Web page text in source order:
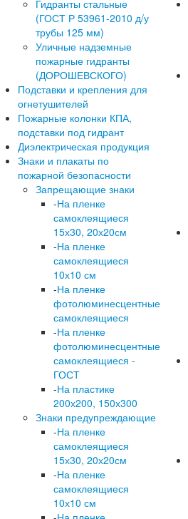
Гидранты стальные
(ГОСТ Р 53961-2010 д/у
трубы 125 мм)
Уличные надземные
пожарные гидранты
(ДОРОШЕВСКОГО)
Подставки и крепления для
огнетушителей
Пожарные колонки КПА,
подставки под гидрант
Диэлектрическая продукция
Знаки и плакаты по
пожарной безопасности
Запрещающие знаки
-На пленке
самоклеящиеся
15х30, 20х20см
-На пленке
самоклеящиеся
10х10 см
-На пленке
фотолюминесцентные
самоклеящиеся
-На пленке
фотолюминесцентные
самоклеящиеся -
ГОСТ
-На пластике
200х200, 150х300
Знаки предупреждающие
-На пленке
самоклеящиеся
15х30, 20х20см
-На пленке
самоклеящиеся
10х10 см